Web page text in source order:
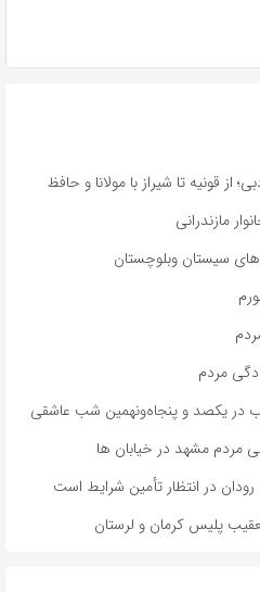
از قونیه تا شیراز با مولانا و حافظ
مردم
در یکصد و پنجاه‌ونهمین شب عاشقی
مردم مشهد در خیابان ها
در انتظار تأمین شرایط است
پلیس کرمان و لرستان